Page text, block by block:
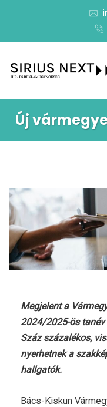
Új
Megjelent a
2024/2025-ös
Száz százalékos,
nyerhetnek a
hallgatók.
Bács-Kiskun